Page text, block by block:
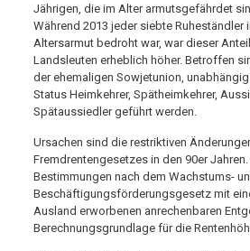
Jährigen, die im Alter armutsgefährdet
Während 2013 jeder siebte Ruheständler
Altersarmut bedroht war, war dieser
Landsleuten erheblich höher. Betroffen
der ehemaligen Sowjetunion,
Status Heimkehrer, Spätheimkehrer,
Spätaussiedler geführt werden.
Ursachen sind die restriktiven
Fremdrentengesetzes in den 90er
Bestimmungen nach dem Wachstums-
Beschäftigungsförderungsgesetz mit
Ausland erworbenen anrechenbaren
Berechnungsgrundlage für die